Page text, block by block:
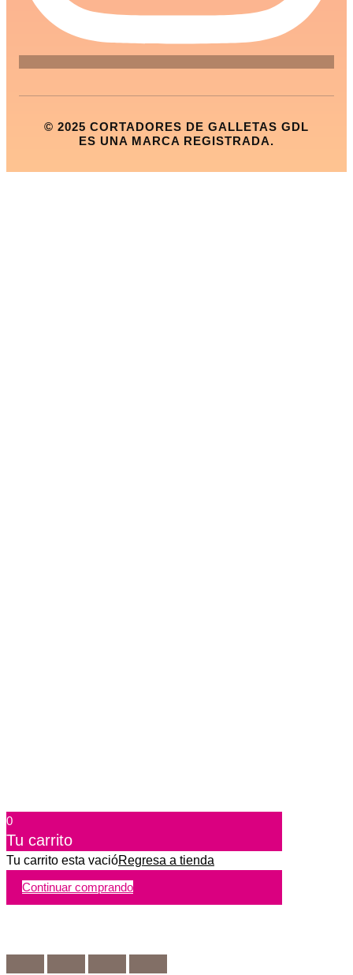
© 2025 CORTADORES DE GALLETAS GDL
ES UNA MARCA REGISTRADA.
0
Tu carrito
Tu carrito esta vacióRegresa a tienda
Continuar comprando